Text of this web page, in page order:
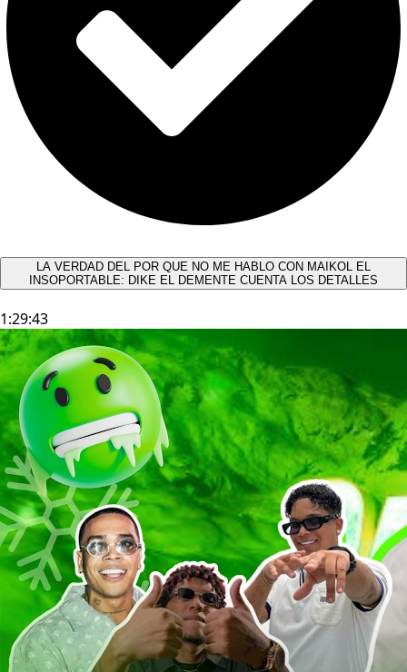
LA VERDAD DEL POR QUE NO ME HABLO CON MAIKOL EL
INSOPORTABLE: DIKE EL DEMENTE CUENTA LOS DETALLES
1:29:43